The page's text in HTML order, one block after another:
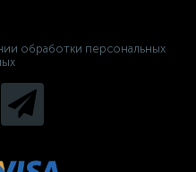
обработки персональных